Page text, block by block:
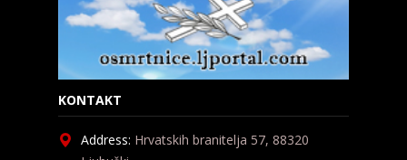
KONTAKT
Address: Hrvatskih branitelja 57, 88320